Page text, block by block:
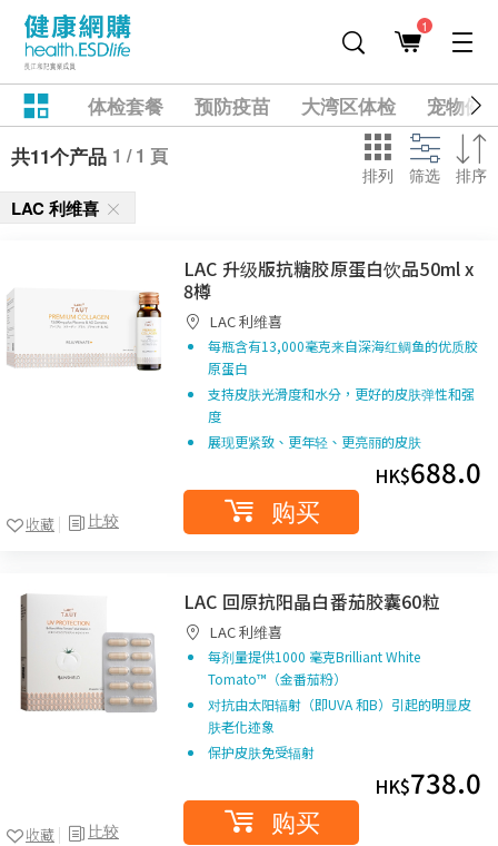
1
体检套餐 预防疫苗 大湾区体检
宠物健
共11个产品 1 / 1 頁
排列 筛选 排序
LAC 利维喜
比较
收藏
LAC 升级版抗糖胶原蛋白饮品50ml x
8樽
LAC 利维喜
每瓶含有13,000毫克来自深海红鲷鱼的优质胶
原蛋白
支持皮肤光滑度和水分，更好的皮肤弹性和强
度
展现更紧致、更年轻、更亮丽的皮肤
HK$688.0
购买
比较
收藏
LAC 回原抗阳晶白番茄胶囊60粒
LAC 利维喜
每剂量提供1000 毫克Brilliant White
Tomato™（金番茄粉）
对抗由太阳辐射（即UVA 和B）引起的明显皮
肤老化迹象
保护皮肤免受辐射
HK$738.0
购买